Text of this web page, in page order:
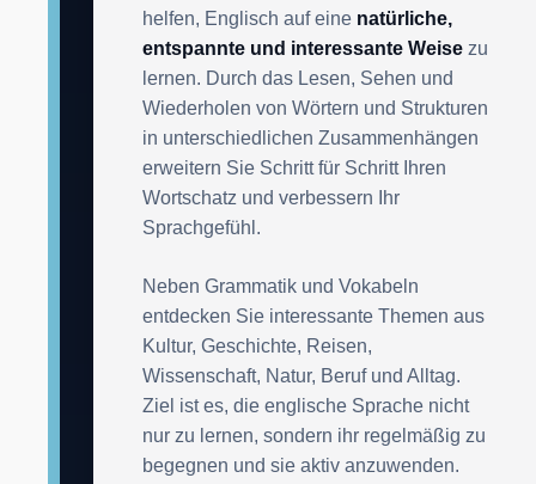
helfen, Englisch auf eine natürliche,
entspannte und interessante Weise zu
lernen. Durch das Lesen, Sehen und
Wiederholen von Wörtern und Strukturen
in unterschiedlichen Zusammenhängen
erweitern Sie Schritt für Schritt Ihren
Wortschatz und verbessern Ihr
Sprachgefühl.
Neben Grammatik und Vokabeln
entdecken Sie interessante Themen aus
Kultur, Geschichte, Reisen,
Wissenschaft, Natur, Beruf und Alltag.
Ziel ist es, die englische Sprache nicht
nur zu lernen, sondern ihr regelmäßig zu
begegnen und sie aktiv anzuwenden.